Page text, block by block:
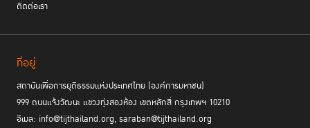
ติดต่อเรา
ที่อยู่
สถาบันเพื่อการยุติธรรมแห่งประเทศไทย (องค์การมหาชน)
999 ถนนแจ้งวัฒนะ แขวงทุ่งสองห้อง เขตหลักสี่ กรุงเทพฯ 10210
อีเมล: info@tijthailand.org, saraban@tijthailand.org